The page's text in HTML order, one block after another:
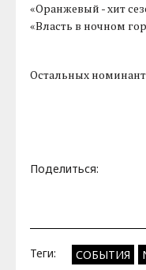
«Оранжевый - хит
«Власть в ночном
Остальных
Поделиться:
Теги: СОБЫТИЯ